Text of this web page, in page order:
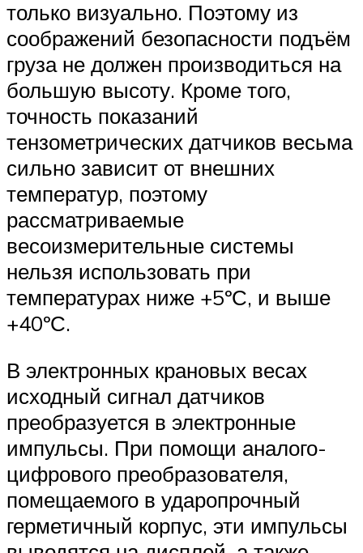
только визуально. Поэтому из
соображений безопасности подъём
груза не должен производиться на
большую высоту. Кроме того,
точность показаний
тензометрических датчиков весьма
сильно зависит от внешних
температур, поэтому
рассматриваемые
весоизмерительные системы
нельзя использовать при
температурах ниже +5ºС, и выше
+40ºС.
В электронных крановых весах
исходный сигнал датчиков
преобразуется в электронные
импульсы. При помощи аналого-
цифрового преобразователя,
помещаемого в ударопрочный
герметичный корпус, эти импульсы